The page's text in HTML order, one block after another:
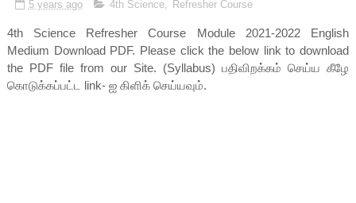
5 years ago 4th Science, Refresher Course
4th Science Refresher Course Module 2021-2022 English
Medium Download PDF. Please click the below link to download
the PDF file from our Site. (Syllabus) பதிவிறக்கம் செய்ய கீழே
கொடுக்கப்பட்ட link- ஐ கிளிக் செய்யவும்.